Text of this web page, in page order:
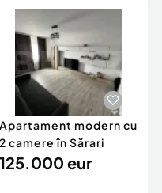
Apartament modern cu
2 camere în Sărari
125.000 eur